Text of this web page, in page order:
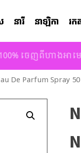
នារី នាឡិកា រក
ចេញពីហាងអាម
De Parfum Spray